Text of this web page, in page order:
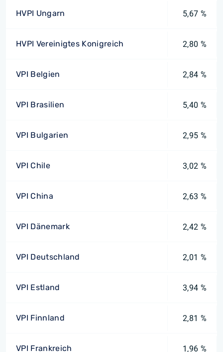
HVPI Ungarn 5,67 %
HVPI Vereinigtes Konigreich 2,80 %
VPI Belgien 2,84 %
VPI Brasilien 5,40 %
VPI Bulgarien 2,95 %
VPI Chile 3,02 %
VPI China 2,63 %
VPI Dänemark 2,42 %
VPI Deutschland 2,01 %
VPI Estland 3,94 %
VPI Finnland 2,81 %
VPI Frankreich 1,96 %